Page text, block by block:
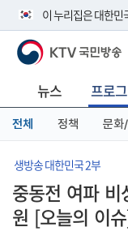
이 누리집은 대한
공식 누리집 주소 확
니다.
이밖에 or.kr 또는 .kr
서 도메인 주소를 확
KTV 국민방송
뉴스 프로
전체 정책 문화
생방송 대한민국 2부
중동전 여파
원 [오늘의 이